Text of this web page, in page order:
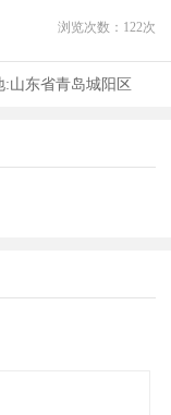
浏览次数： 122次
:山东省青岛城阳区